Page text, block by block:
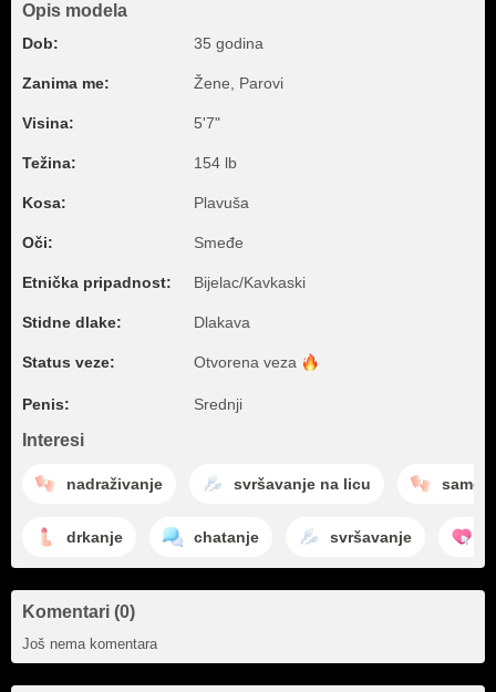
Opis modela
Dob: 35 godina
Zanima me: Žene, Parovi
Visina: 5'7"
Težina: 154 lb
Kosa: Plavuša
Oči: Smeđe
Etnička pripadnost: Bijelac/Kavkaski
Stidne dlake: Dlakava
Status veze: Otvorena veza
Penis: Srednji
Interesi
nadraživanje svršavanje na licu
drkanje chatanje svršavanje
Komentari (0)
Još nema komentara